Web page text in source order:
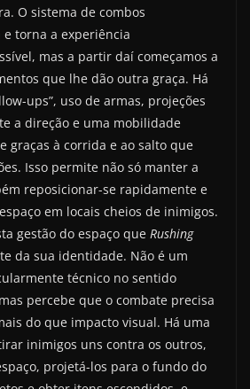
O sistema de combos
torna a experiência
mas a partir daí começamos a
que lhe dão outra graça. Há
ups”, uso de armas, projeções
a direção e uma mobilidade
graças à corrida e ao salto que
Isso permite não só manter a
reposicionar-se rapidamente e
em locais cheios de inimigos.
gestão do espaço que Rushing
da sua identidade. Não é um
técnico no sentido
percebe que o combate precisa
do que impacto visual. Há uma
inimigos uns contra os outros,
projetá-los para o fundo do